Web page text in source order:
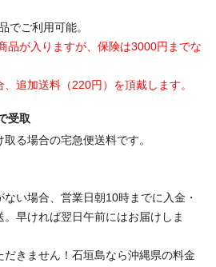
でご利用可能。
品が入りますが、保険は3000円までな
、追加送料（220円）を頂戴します。
受取
る場合の宅急便送料です。
ない場合、営業日朝10時までに入金・
早ければ翌日午前にはお届けしま
だきません！石垣島なら沖縄県の料金